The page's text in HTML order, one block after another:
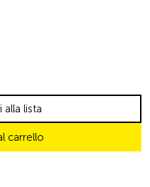
carrello
alla lista